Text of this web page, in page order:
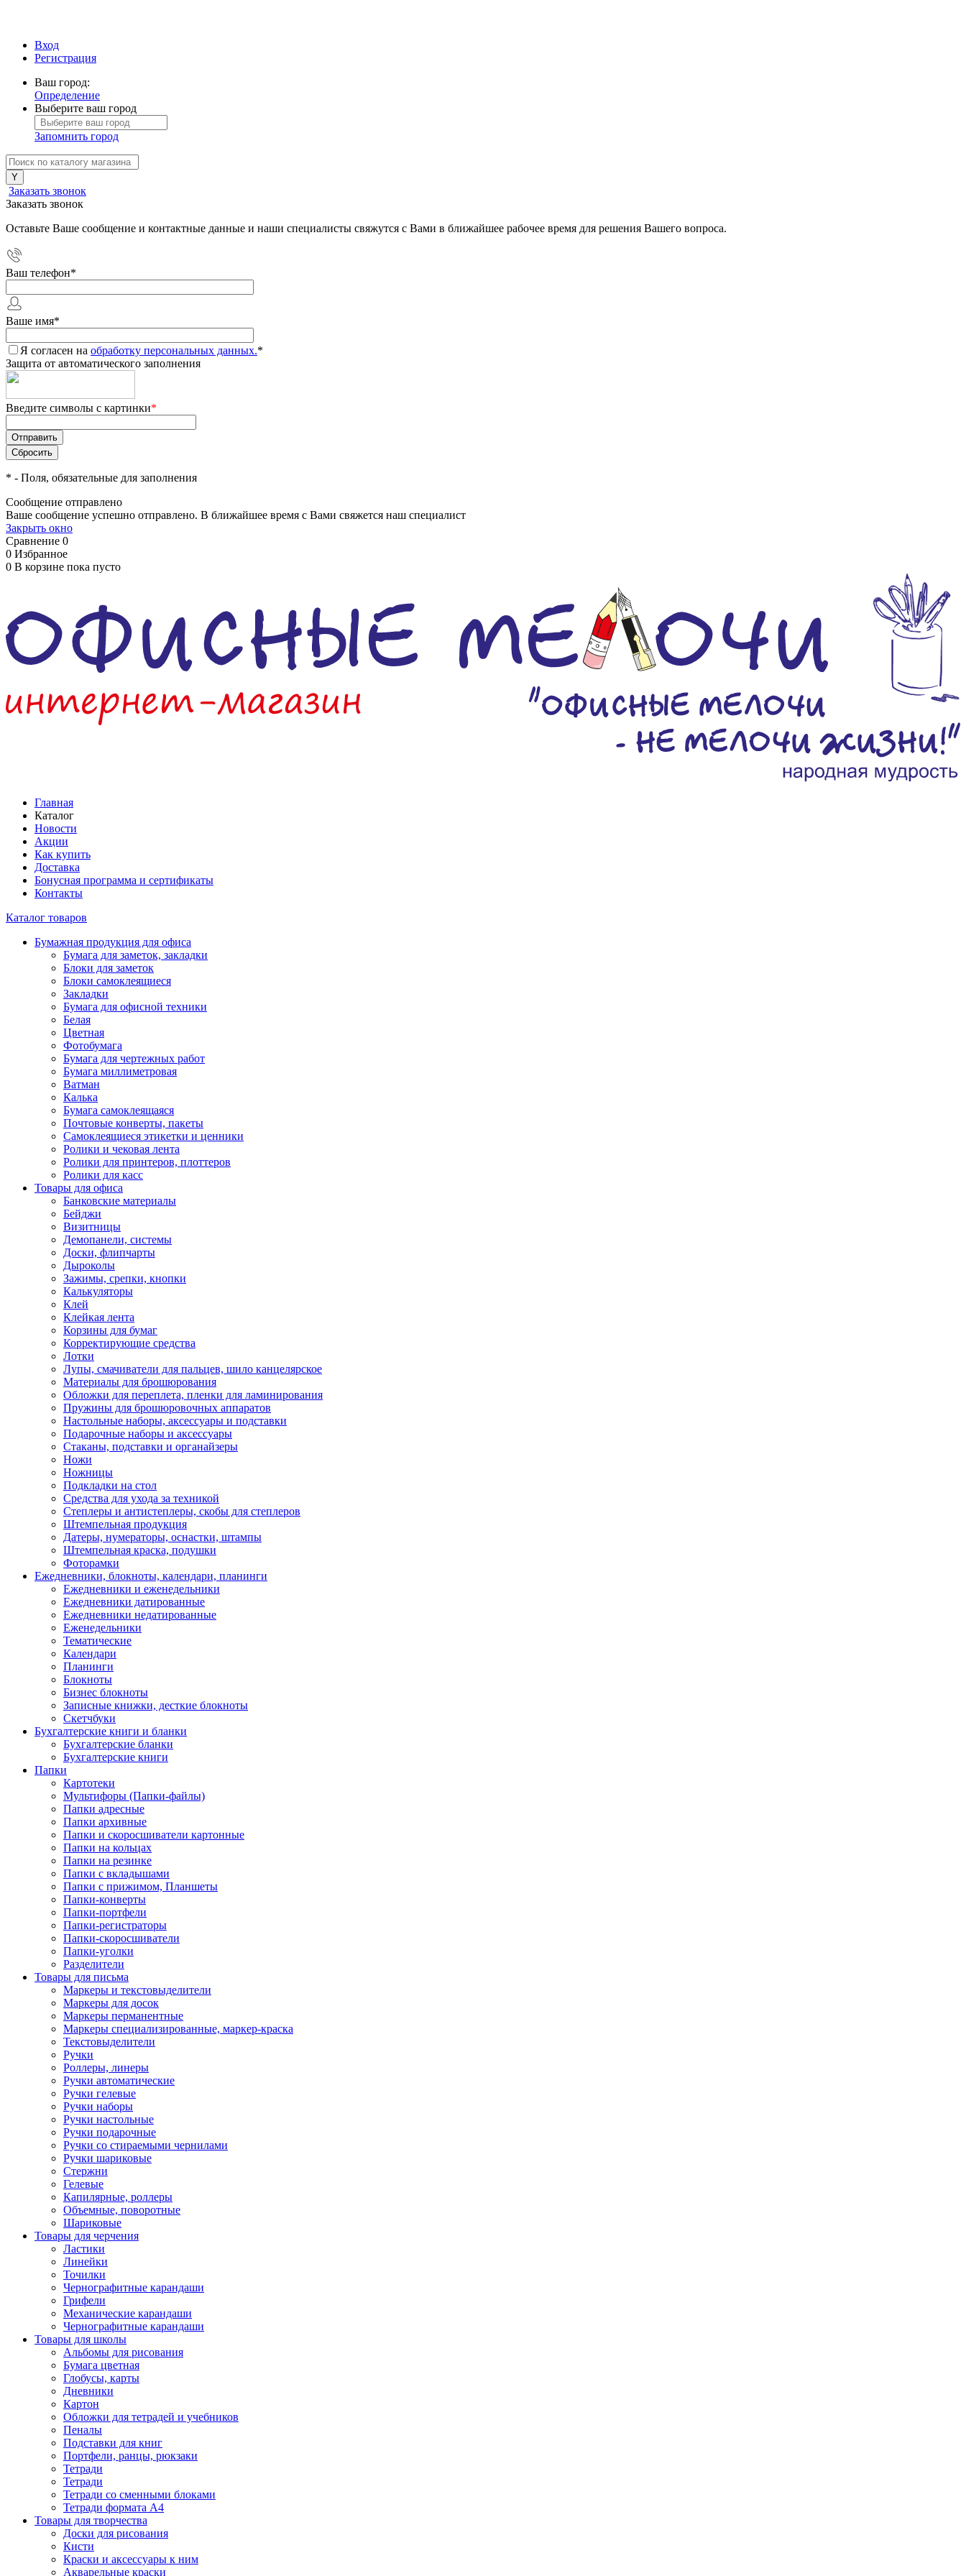
Вход
Регистрация
Ваш город:
Определение
Выберите ваш город
Запомнить город
Заказать звонок
Заказать звонок
Оставьте Ваше сообщение и контактные данные и наши специалисты свяжутся с Вами в ближайшее рабочее время для решения Вашего вопроса.
Ваш телефон*
Ваше имя*
Я согласен на обработку персональных данных.*
Защита от автоматического заполнения
Введите символы с картинки*
* - Поля, обязательные для заполнения
Сообщение отправлено
Ваше сообщение успешно отправлено. В ближайшее время с Вами свяжется наш специалист
Закрыть окно
Сравнение 0
0 Избранное
0 В корзине пока пусто
Главная
Каталог
Новости
Акции
Как купить
Доставка
Бонусная программа и сертификаты
Контакты
Каталог товаров
Бумажная продукция для офиса
Бумага для заметок, закладки
Блоки для заметок
Блоки самоклеящиеся
Закладки
Бумага для офисной техники
Белая
Цветная
Фотобумага
Бумага для чертежных работ
Бумага миллиметровая
Ватман
Калька
Бумага самоклеящаяся
Почтовые конверты, пакеты
Самоклеящиеся этикетки и ценники
Ролики и чековая лента
Ролики для принтеров, плоттеров
Ролики для касс
Товары для офиса
Банковские материалы
Бейджи
Визитницы
Демопанели, системы
Доски, флипчарты
Дыроколы
Зажимы, срепки, кнопки
Калькуляторы
Клей
Клейкая лента
Корзины для бумаг
Корректирующие средства
Лотки
Лупы, смачиватели для пальцев, шило канцелярское
Материалы для брошюрования
Обложки для переплета, пленки для ламинирования
Пружины для брошюровочных аппаратов
Настольные наборы, аксессуары и подставки
Подарочные наборы и аксессуары
Стаканы, подставки и органайзеры
Ножи
Ножницы
Подкладки на стол
Средства для ухода за техникой
Степлеры и антистеплеры, скобы для степлеров
Штемпельная продукция
Датеры, нумераторы, оснастки, штампы
Штемпельная краска, подушки
Фоторамки
Ежедневники, блокноты, календари, планинги
Ежедневники и еженедельники
Ежедневники датированные
Ежедневники недатированные
Еженедельники
Тематические
Календари
Планинги
Блокноты
Бизнес блокноты
Записные книжки, десткие блокноты
Скетчбуки
Бухгалтерские книги и бланки
Бухгалтерские бланки
Бухгалтерские книги
Папки
Картотеки
Мультифоры (Папки-файлы)
Папки адресные
Папки архивные
Папки и скоросшиватели картонные
Папки на кольцах
Папки на резинке
Папки с вкладышами
Папки с прижимом, Планшеты
Папки-конверты
Папки-портфели
Папки-регистраторы
Папки-скоросшиватели
Папки-уголки
Разделители
Товары для письма
Маркеры и текстовыделители
Маркеры для досок
Маркеры перманентные
Маркеры специализированные, маркер-краска
Текстовыделители
Ручки
Роллеры, линеры
Ручки автоматические
Ручки гелевые
Ручки наборы
Ручки настольные
Ручки подарочные
Ручки со стираемыми чернилами
Ручки шариковые
Стержни
Гелевые
Капилярные, роллеры
Объемные, поворотные
Шариковые
Товары для черчения
Ластики
Линейки
Точилки
Чернографитные карандаши
Грифели
Механические карандаши
Чернографитные карандаши
Товары для школы
Альбомы для рисования
Бумага цветная
Глобусы, карты
Дневники
Картон
Обложки для тетрадей и учебников
Пеналы
Подставки для книг
Портфели, ранцы, рюкзаки
Тетради
Тетради
Тетради со сменными блоками
Тетради формата А4
Товары для творчества
Доски для рисования
Кисти
Краски и аксессуары к ним
Акварельные краски